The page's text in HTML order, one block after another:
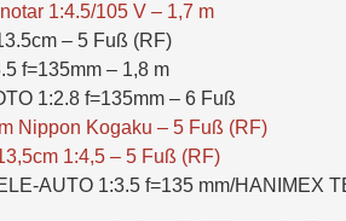
1:4.5/105 V – 1,7 m
– 5 Fuß (RF)
f=135mm – 1,8 m
1:2.8 f=135mm – 6 Fuß
Nippon Kogaku – 5 Fuß (RF)
1:4,5 – 5 Fuß (RF)
AUTO 1:3.5 f=135 mm/HANIMEX